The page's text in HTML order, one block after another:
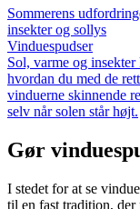
Sommerens
insekter og sollys
Vinduespudser
Sol, varme og
hvordan du med de
vinduerne skinnende
selv når solen står højt.
Gør
I stedet for at se
til en fast tradition, der